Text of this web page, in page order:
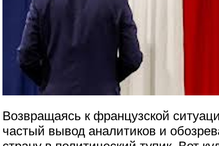
Возвращаясь к французской
частый вывод аналитиков и